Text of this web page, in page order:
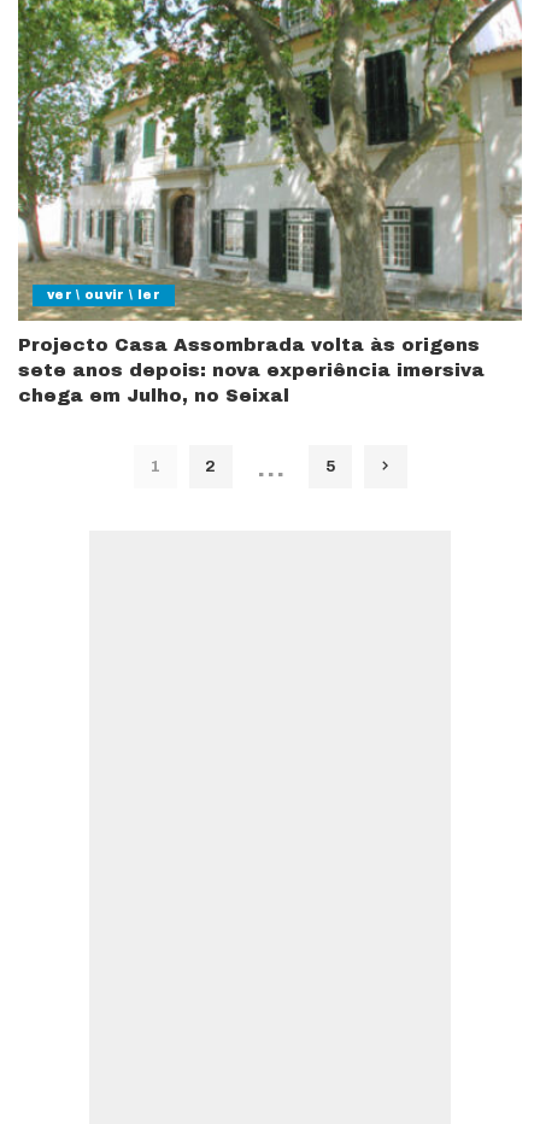
ver \ ouvir \ ler
Projecto Casa Assombrada volta às origens
sete anos depois: nova experiência imersiva
chega em Julho, no Seixal
1 2 … 5